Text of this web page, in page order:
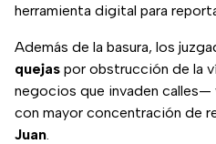
herramienta digital para
Además de la basura, los
quejas por obstrucción de la
negocios que invaden
con mayor concentración de
Juan